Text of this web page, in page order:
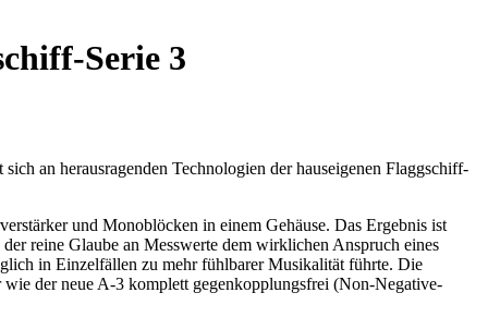
Serie 3
an herausragenden Technologien der hauseigenen Flaggschiff-
und Monoblöcken in einem Gehäuse. Das Ergebnis ist
reine Glaube an Messwerte dem wirklichen Anspruch eines
in Einzelfällen zu mehr fühlbarer Musikalität führte. Die
der neue A-3 komplett gegenkopplungsfrei (Non-Negative-